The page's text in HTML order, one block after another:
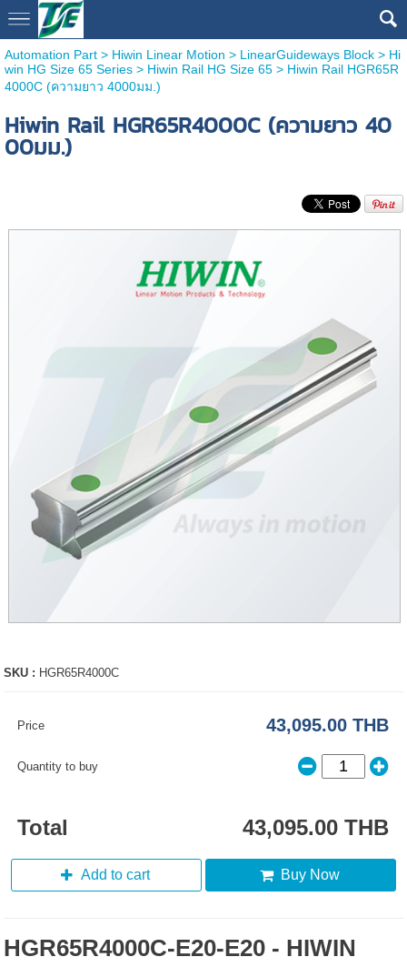
Automation Part> Hiwin Linear Motion > LinearGuideways Block> Hi
win HG Size 65 Series> Hiwin Rail HG Size 65> Hiwin Rail HGR65R
4000C (ความยาว 4000มม.)
Hiwin Rail HGR65R4000C (ความยาว 40
00มม.)
SKU : HGR65R4000C
Price 43,095.00 THB
Quantity to buy
Total 43,095.00 THB
Add to cart Buy Now
HGR65R4000C-E20-E20 - HIWIN